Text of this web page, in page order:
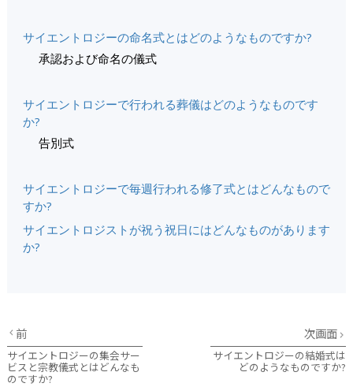
サイエントロジーの命名式とはどのようなものですか?
承認および命名の儀式
サイエントロジーで行われる葬儀はどのようなものです
か?
告別式
サイエントロジーで毎週行われる修了式とはどんなもので
すか?
サイエントロジストが祝う祝日にはどんなものがあります
か?
前
サイエントロジーの集会サー
ビスと宗教儀式とはどんなも
のですか?
次画面
サイエントロジーの結婚式は
どのようなものですか?